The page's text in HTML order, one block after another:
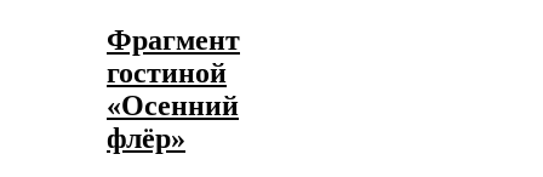
Фрагмент
гостиной
«Осенний
флёр»